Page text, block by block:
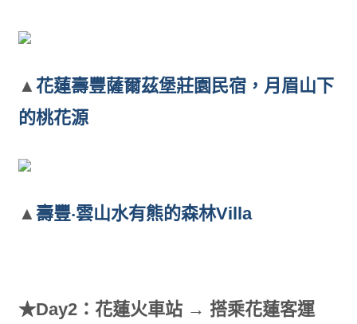
▲ 花蓮壽豐薩爾茲堡莊園民宿，月眉山下
的桃花源
▲ 壽豐‧雲山水有熊的森林Villa
★Day2：花蓮火車站 → 搭乘花蓮客運